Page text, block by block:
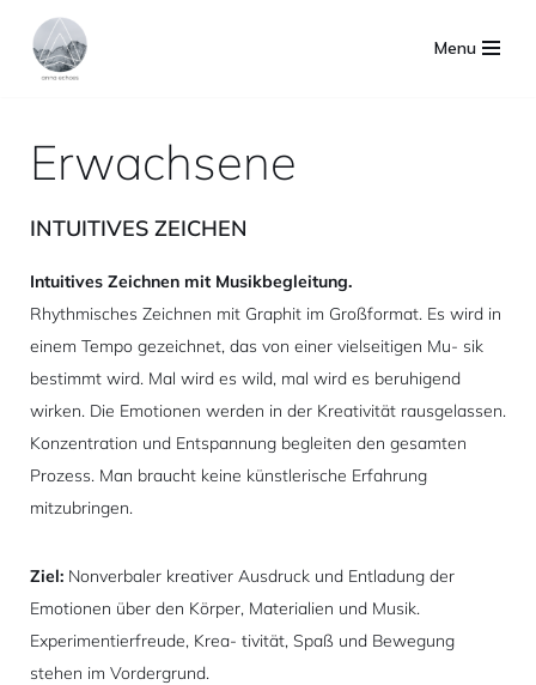
Zum
Menu
Erwachsene
INTUITIVES ZEICHEN
Intuitives Zeichnen mit Musikbegleitung.
Rhythmisches Zeichnen mit Graphit im Großformat. Es wird in
einem Tempo gezeichnet, das von einer vielseitigen Mu- sik
bestimmt wird. Mal wird es wild, mal wird es beruhigend
wirken. Die Emotionen werden in der Kreativität rausgelassen.
Konzentration und Entspannung begleiten den gesamten
Prozess. Man braucht keine künstlerische Erfahrung
mitzubringen.
Ziel: Nonverbaler kreativer Ausdruck und Entladung der
Emotionen über den Körper, Materialien und Musik.
Experimentierfreude, Krea- tivität, Spaß und Bewegung
stehen im Vordergrund.